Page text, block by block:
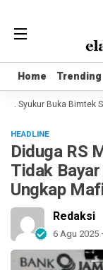
Home Trending
Home Trending
Syukur Buka Bimtek
HEADLINE
Diduga RS
Tidak
Ungkap
Redaksi
6 Agu 2025